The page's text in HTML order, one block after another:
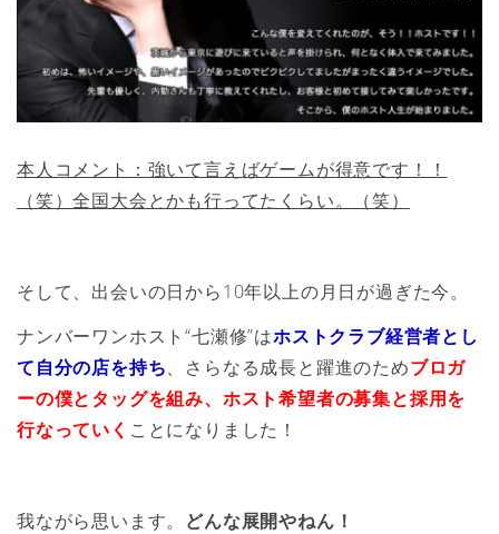
本人コメント：強いて言えばゲームが得意です！！
（笑）全国大会とかも行ってたくらい。（笑）
そして、出会いの日から10年以上の月日が過ぎた今。
ナンバーワンホスト“七瀬修”はホストクラブ経営者とし
て自分の店を持ち、さらなる成長と躍進のためブロガ
ーの僕とタッグを組み、ホスト希望者の募集と採用を
行なっていく ことになりました！
我ながら思います。 どんな展開やねん！